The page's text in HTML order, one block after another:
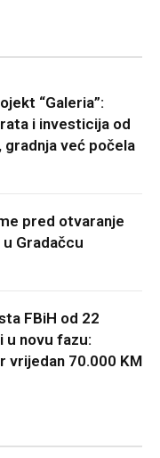
“Galeria”:
i investicija od
gradnja već počela
pred otvaranje
Gradačcu
FBiH od 22
u novu fazu:
vrijedan 70.000 KM